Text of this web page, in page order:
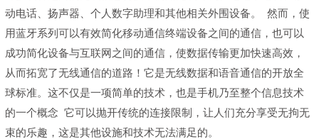
动电话、扬声器、个人数字助理和其他相关外围设备。 然而，使
用蓝牙系列可以有效简化移动通信终端设备之间的通信，也可以
成功简化设备与互联网之间的通信，使数据传输更加快速高效，
从而拓宽了无线通信的道路！它是无线数据和语音通信的开放全
球标准。这不仅是一项简单的技术，也是手机乃至整个信息技术
的一个概念 它可以抛开传统的连接限制，让人们充分享受无拘无
束的乐趣，这是其他设施和技术无法满足的。